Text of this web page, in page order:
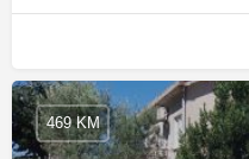
469 KM